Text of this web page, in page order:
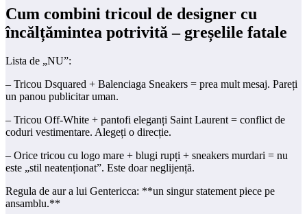
Cum combini tricoul de designer cu
încălțămintea potrivită – greșelile fatale
Lista de „NU”:
– Tricou Dsquared + Balenciaga Sneakers = prea mult mesaj. Pareți
un panou publicitar uman.
– Tricou Off-White + pantofi eleganți Saint Laurent = conflict de
coduri vestimentare. Alegeți o direcție.
– Orice tricou cu logo mare + blugi rupți + sneakers murdari = nu
este „stil neatenționat”. Este doar neglijență.
Regula de aur a lui Gentericca: **un singur statement piece pe
ansamblu.**